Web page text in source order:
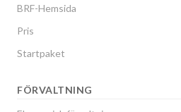
BRF-Hemsida
Pris
Startpaket
FÖRVALTNING